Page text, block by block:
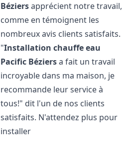
Béziersapprécient notre travail,
comme en témoignent les
nombreux avis clients satisfaits.
"Installation chauffe eau
Pacific Béziersa fait un travail
incroyable dans ma maison, je
recommande leur service à
tous!" dit l'un de nos clients
satisfaits. N'attendez plus pour
installer